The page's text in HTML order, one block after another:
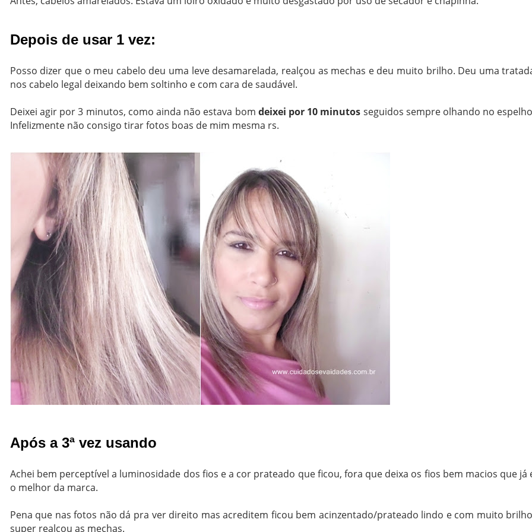
Depois de usar 1 vez:
Posso dizer que o meu cabelo deu uma leve desamarelada, realçou as mechas e deu muito brilho. Deu uma
nos cabelo legal deixando bem soltinho e com cara de saudável.
Deixei agir por 3 minutos, como ainda não estava bom deixei por 10 minutos seguidos sempre olhando no
Infelizmente não consigo tirar fotos boas de mim mesma rs.
Após a 3ª vez usando
Achei bem perceptível a luminosidade dos fios e a cor prateado que ficou, fora que deixa os fios bem macios que já
o melhor da marca.
Pena que nas fotos não dá pra ver direito mas acreditem ficou bem acinzentado/prateado lindo e com muito
super realçou as mechas.